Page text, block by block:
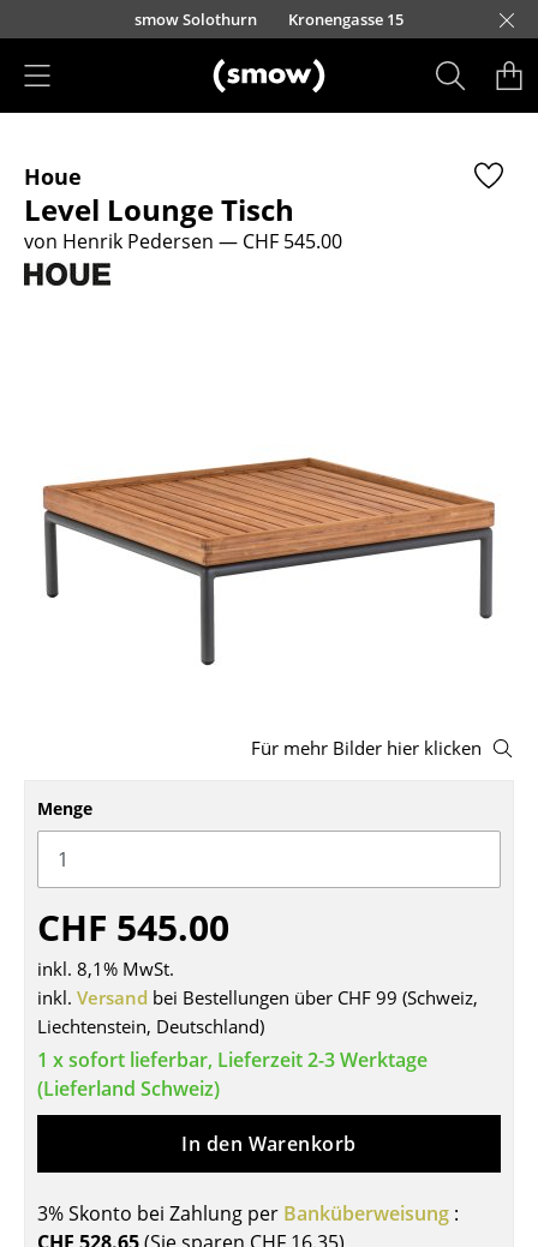
Direkt zum Inhaltsmow Solothurn Kronengasse 15
Sitzmöbel
Esszimmerstühle
Sofas
Freischwinger
Barhocker
Hocker
Schaukelstühle
Bürodrehstühle
Einzelteile
... alle Sitzmöbel
Tische
Beistelltische
Houe
Level Lounge Tisch
von Henrik Pedersen — CHF 545.00
Für mehr Bilder hier klicken
Menge
CHF 545.00
inkl. 8,1% MwSt.
inkl. Versand bei Bestellungen über CHF 99 (Schweiz,
Liechtenstein, Deutschland)
1 x sofort lieferbar, Lieferzeit 2-3 Werktage
(Lieferland Schweiz)
In den Warenkorb
3% Skonto bei Zahlung per Banküberweisung :